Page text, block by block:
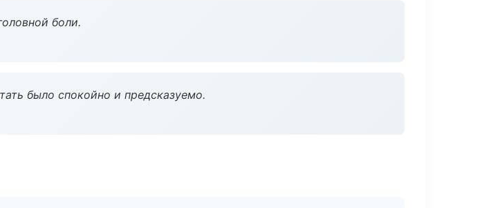
боли.
было спокойно и предсказуемо.